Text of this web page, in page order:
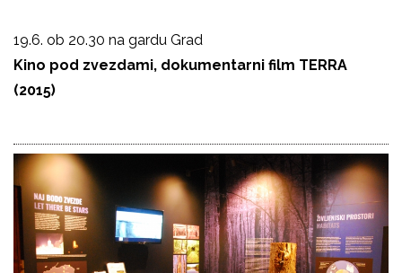
19.6. ob 20.30 na gardu Grad
Kino pod zvezdami, dokumentarni film TERRA
(2015)